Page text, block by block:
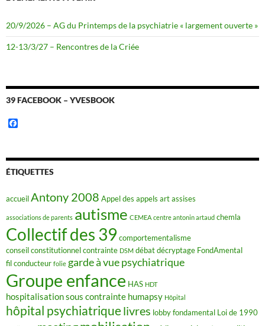
20/9/2026 – AG du Printemps de la psychiatrie « largement ouverte »
12-13/3/27 – Rencontres de la Criée
39 FACEBOOK – YVESBOOK
b
o
o
ÉTIQUETTES
accueilAntony 2008 Appel des appels artassises
associations de parents autisme CEMEA centre antonin artaud chemla
Collectif des 39 comportementalisme
conseil constitutionnelcontrainte DSM débatdécryptage FondAmental
fil conducteur folie garde à vue psychiatrique
Groupe enfance HAS HDT
hospitalisation sous contrainte humapsy Hôpital
hôpital psychiatriquelivres lobby fondamental Loi de 1990